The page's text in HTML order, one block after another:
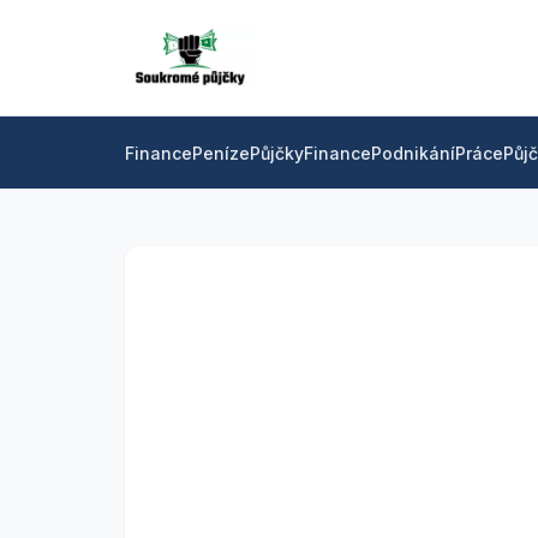
FinancePenízePůjčkyFinancePodnikáníPráce